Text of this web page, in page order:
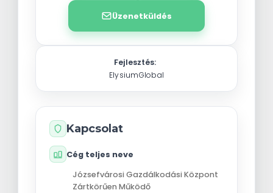
Üzenetküldés
Fejlesztés:
ElysiumGlobal
Kapcsolat
Cég teljes neve
Józsefvárosi Gazdálkodási Központ
Zártkörűen Működő